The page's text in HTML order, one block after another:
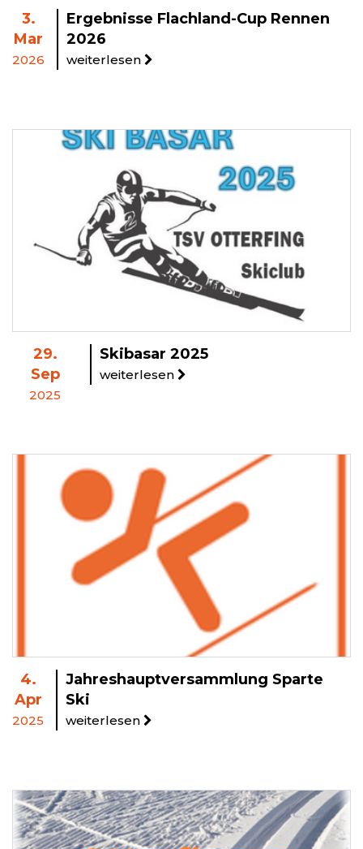
3.
Mar
2026
Ergebnisse Flachland-Cup Rennen
2026
weiterlesen
29.
Sep
2025
Skibasar 2025
weiterlesen
4.
Apr
2025
Jahreshauptversammlung Sparte
Ski
weiterlesen